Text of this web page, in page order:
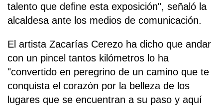
talento que define esta exposición", señaló la
alcaldesa ante los medios de comunicación.
El artista Zacarías Cerezo ha dicho que andar
con un pincel tantos kilómetros lo ha
"convertido en peregrino de un camino que te
conquista el corazón por la belleza de los
lugares que se encuentran a su paso y aquí